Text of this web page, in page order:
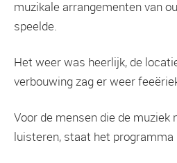
muzikale arrangementen van
speelde.
Het weer was heerlijk, de
verbouwing zag er weer
Voor de mensen die de muziek
luisteren, staat het programma